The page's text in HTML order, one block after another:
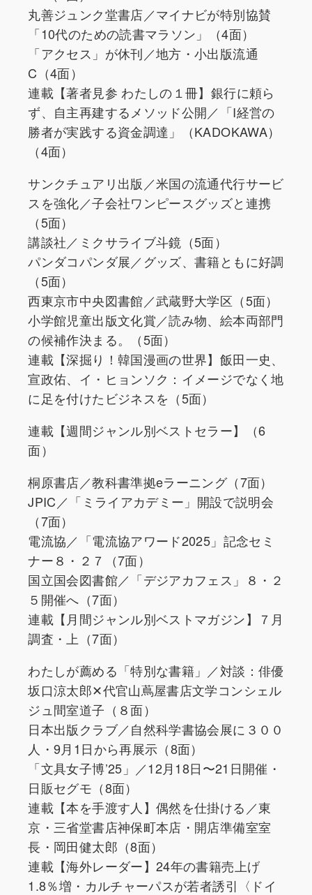
丸善ジュンク堂書店／マイナビが特別協賛
「10代のための読書マラソン」（4面）
「アクセス」が休刊／地方・小出版流通
C（4面）
連載【著者見参 わたしの１冊】銀行に頼ら
ず、自主再建するメソッド公開／「I経営の
勝者が実践する資金調達」（KADOKAWA）
（4面）
サンクチュアリ出版／米国の流通代行サービ
スを強化／子会社ワンピースグッズと連携
（5面）
講談社／ミクサライブ斗鏡（5面）
パンダコパンダ展／グッズ、書籍ともに好調
（5面）
西東京市中央図書館／武蔵野大学区（5面）
小学館児童出版文化賞／読み物、絵本両部門
の候補作決まる。（5面）
連載【深掘り！韓国漫画の世界】飯田一史、
宣政佑、イ・ヒョンソク：イメージでなく地
に足を付けたビジネスを（5面）
連載【週間ジャンル別ベストセラー】（6
面）
桐原書店／教科書準拠eラーニング（7面）
JPIC／「ミライアカデミー」開設で説明会
（7面）
電流協／「電流協アワード2025」記念セミ
ナー８・２７（7面）
国立国会図書館／「デジアカフェス」８・２
５開催へ（7面）
連載【月間ジャンル別ベストマガジン】７月
調査・上（7面）
わたしが薦める「特別な書籍」／対談：俳優
坂口涼太郎✕代官山蔦屋書店文学コンシェル
ジュ間室道子（８面）
日本出版クラブ／自然科学書協会展に３００
人・9月1日から再展示（8面）
「文具女子博’25」／12月18日〜21日開催・
日販セグモ（8面）
連載【本を手渡す人】偶然を仕掛ける／東
京・三省堂書店神保町本店・開店準備室室
長・岡田健太郎（8面）
連載【海外レーダー】24年の書籍売上げ
1.8％増・カルチャーパスが若者誘引〈ドイ